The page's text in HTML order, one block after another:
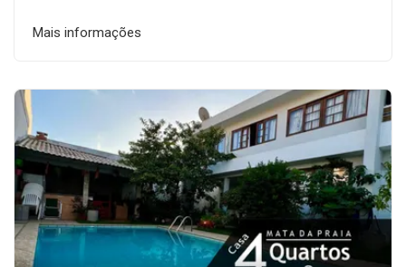
Mais informações